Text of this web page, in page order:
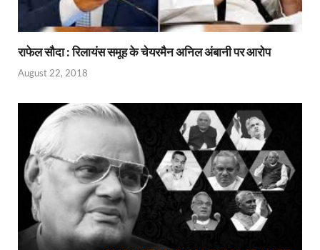
राफेल सौदा : रिलायंस समूह के चेयरमैन अनिल अंबानी पर आरोप
August 22, 2018